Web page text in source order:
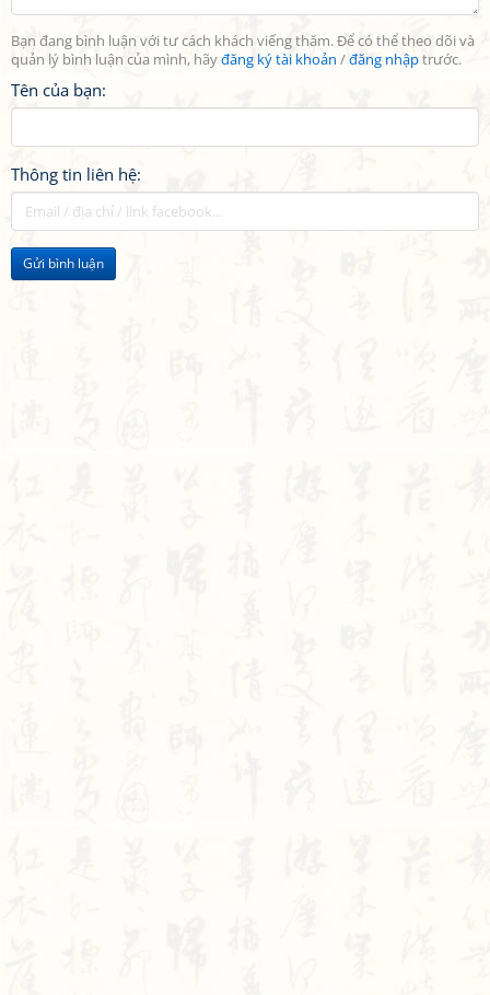
Bạn đang bình luận với tư cách khách viếng thăm. Để có thể theo dõi và
quản lý bình luận của mình, hãyđăng ký tài khoản /đăng nhậptrước.
Tên của bạn:
Thông tin liên hệ:
Gửi bình luận